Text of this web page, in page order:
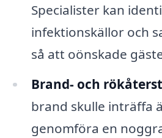
Specialister kan
infektionskällor och
så att oönskade
Brand- och
brand skulle inträffa
genomföra en